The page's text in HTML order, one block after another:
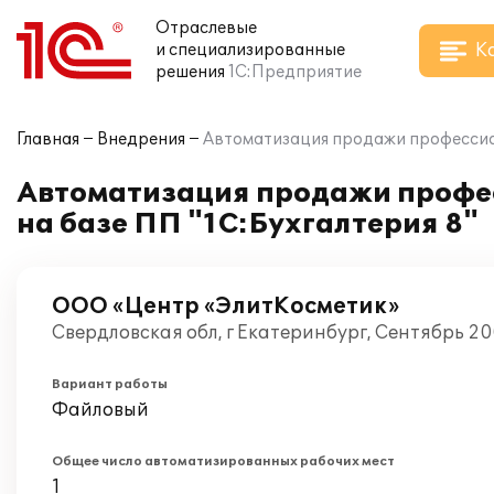
Отраслевые
и специализированные
решения 1С:Предприятие
Главная Внедрения Автоматизация продажи
Автоматизация продажи
на базе ПП "1С:Бухгалтерия 8"
ООО «Центр «ЭлитКосметик»
Свердловская обл, г Екатеринбург, Сентябрь
Вариант работы
Файловый
Общее число автоматизированных рабочих мест
1